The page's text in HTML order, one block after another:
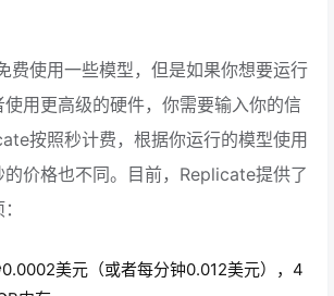
费使用一些模型，但是如果你想要运行
用更高级的硬件，你需要输入你的信
按照秒计费，根据你运行的模型使用
价格也不同。目前，Replicate提供了
美元（或者每分钟0.012美元），4